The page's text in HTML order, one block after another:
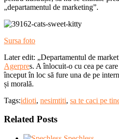
„departamentul de marketing”.
Sursa foto
Later edit: „Departamentul de
Agerpres. A înlocuit-o cu cea pe
început în loc să fure una de pe
și morală.
Tags:idioti, nesimtiti, sa te caci pe
Related Posts